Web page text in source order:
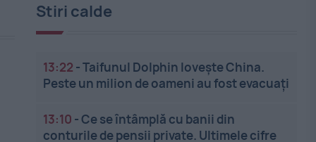
Stiri calde
13:22 -Taifunul Dolphin lovește China.
Peste un milion de oameni au fost evacuați
13:10 -Ce se întâmplă cu banii din
conturile de pensii private. Ultimele cifre